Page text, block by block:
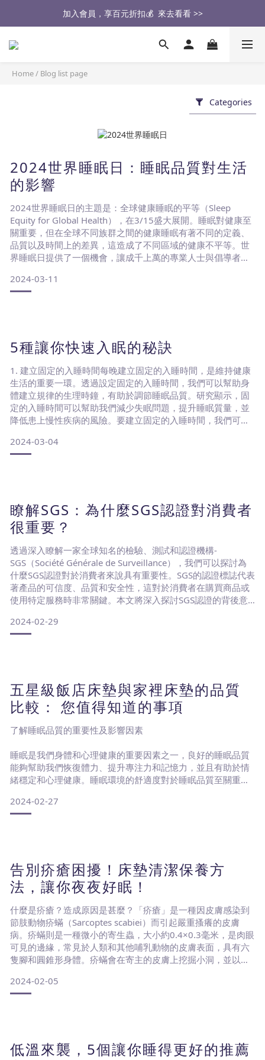
醫生也推薦的專業保潔墊，來去看看 >>
加入會員，享百元折扣💰  來去看看 >>
🔥2026大家最愛的商品🔥   來去看看 >>
Home/ Blog list page
Categories
2024世界睡眠日：睡眠品質對生活
的影響
2024世界睡眠日的主題是：全球健康睡眠的平等（Sleep
Equity for Global Health），在3/15盛大展開。睡眠對健康至
關重要，但在全球不同族群之間的健康睡眠有著不同的定義、
品質以及時間上的差異，這造成了不同區域的健康不平等。世
界睡眠日提供了一個機會，讓成千上萬的專業人士與倡導者攜
題的關注，共同推動健康睡眠的正確觀念！以下提供睡眠品質
的重要性，對生活造成如何不同的影響，藉此提升對睡眠品質
2024-03-11
5種讓你快速入眠的秘訣
1. 建立固定的入睡時間每晚建立固定的入睡時間，是維持健康
生活的重要一環。透過設定固定的入睡時間，我們可以幫助身
體建立規律的生理時鐘，有助於調節睡眠品質。研究顯示，固
定的入睡時間可以幫助我們減少失眠問題，提升睡眠質量，並
降低患上慢性疾病的風險。要建立固定的入睡時間，我們可以
人在睡前通常都會有些固定的習慣，多數人習慣在睡前會滑手
機，反而造成入眠困難的問題。建議幾個良好的睡前習慣，有
2024-03-04
瞭解SGS：為什麼SGS認證對消費者
很重要？
透過深入瞭解一家全球知名的檢驗、測試和認證機構-
SGS（Société Générale de Surveillance），我們可以探討為
什麼SGS認證對於消費者來說具有重要性。SGS的認證標誌代表
著產品的可信度、品質和安全性，這對於消費者在購買商品或
使用特定服務時非常關鍵。本文將深入探討SGS認證的背後意
幫助你更好地理解SGS。什麼是SGS認證？SGS是一家總部設於
瑞士日內瓦的跨國集團，專門提供測試（Testing）、檢驗
2024-02-29
五星級飯店床墊與家裡床墊的品質
比較： 您值得知道的事項
了解睡眠品質的重要性及影響因素
睡眠是我們身體和心理健康的重要因素之一，良好的睡眠品質
能夠幫助我們恢復體力、提升專注力和記憶力，並且有助於情
緒穩定和心理健康。睡眠環境的舒適度對於睡眠品質至關重
不良的生活習慣如晚上過度飲食、飲酒、抽菸或過度使用電子
出遊過後我們來比較飯店床墊和家裡床墊的優缺點
連續假期的期間，您與家人朋友們
2024-02-27
告別疥瘡困擾！床墊清潔保養方
法，讓你夜夜好眠！
什麼是疥瘡？造成原因是甚麼？「疥瘡」是一種因皮膚感染到
節肢動物疥蟎（Sarcoptes scabiei）而引起嚴重搔癢的皮膚
病。疥蟎則是一種微小的寄生蟲，大小約0.4×0.3毫米，是肉眼
可見的邊緣，常見於人類和其他哺乳動物的皮膚表面，具有六
隻腳和圓錐形身體。疥蟎會在寄主的皮膚上挖掘小洞，並以皮
接觸傳播，當感染疥蟎的人與他人有密切接觸時，疥蟎會從一
個人的皮膚轉移到另一個人的皮膚。這種接觸可以是性接觸、
2024-02-05
低溫來襲，5個讓你睡得更好的推薦